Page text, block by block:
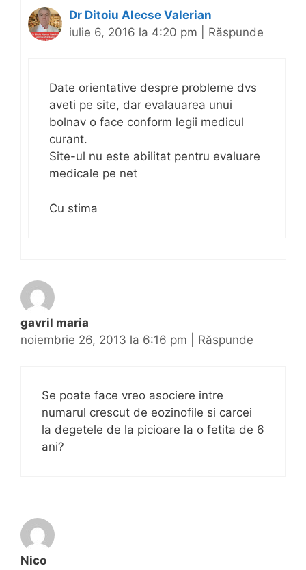
Dr Ditoiu Alecse Valerian
iulie 6, 2016 la 4:20 pm
Răspunde
Date orientative despre probleme dvs
aveti pe site, dar evalauarea unui
bolnav o face conform legii medicul
curant.
Site-ul nu este abilitat pentru evaluare
medicale pe net
Cu stima
gavril maria
noiembrie 26, 2013 la 6:16 pm
Răspunde
Se poate face vreo asociere intre
numarul crescut de eozinofile si carcei
la degetele de la picioare la o fetita de 6
ani?
Nico